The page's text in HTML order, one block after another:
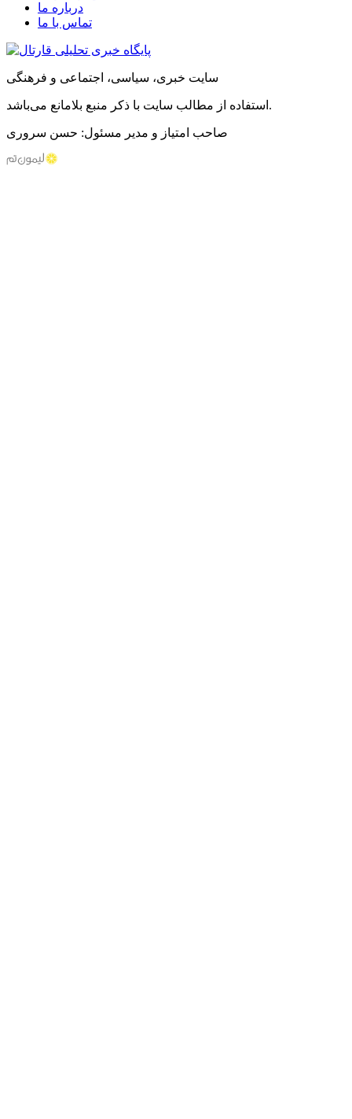
درباره ما
تماس با ما
سایت خبری، سیاسی، اجتماعی و فرهنگی
استفاده از مطالب سایت با ذکر منبع بلامانع می‌باشد.
صاحب امتیاز و مدیر مسئول: حسن سروری